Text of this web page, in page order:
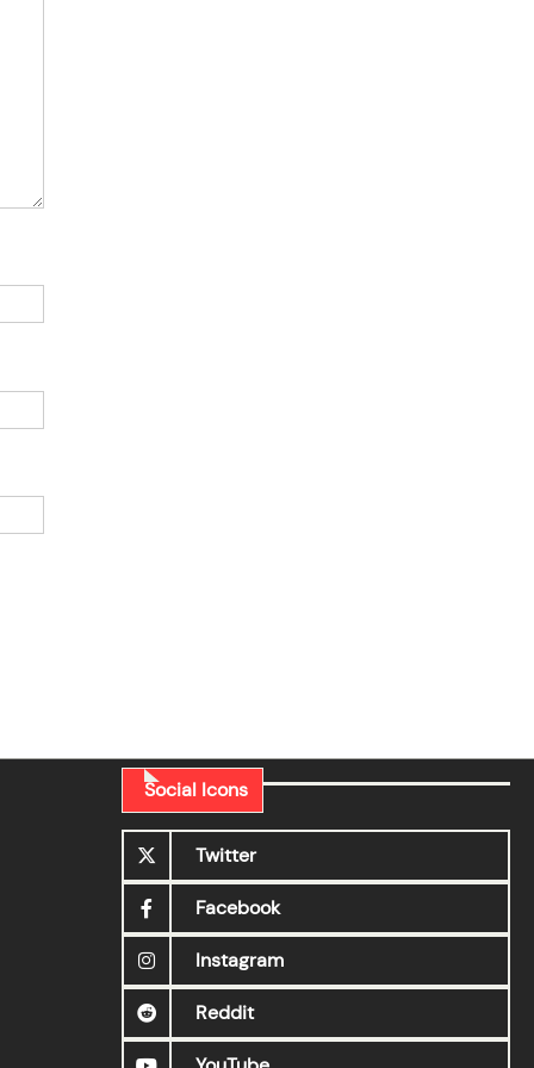
Social Icons
Twitter
Facebook
Instagram
Reddit